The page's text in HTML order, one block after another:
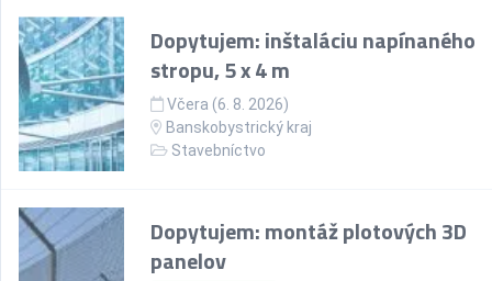
Dopytujem: inštaláciu napínaného
stropu, 5 x 4 m
Včera (6. 8. 2026)
Banskobystrický kraj
Stavebníctvo
Dopytujem: montáž plotových 3D
panelov